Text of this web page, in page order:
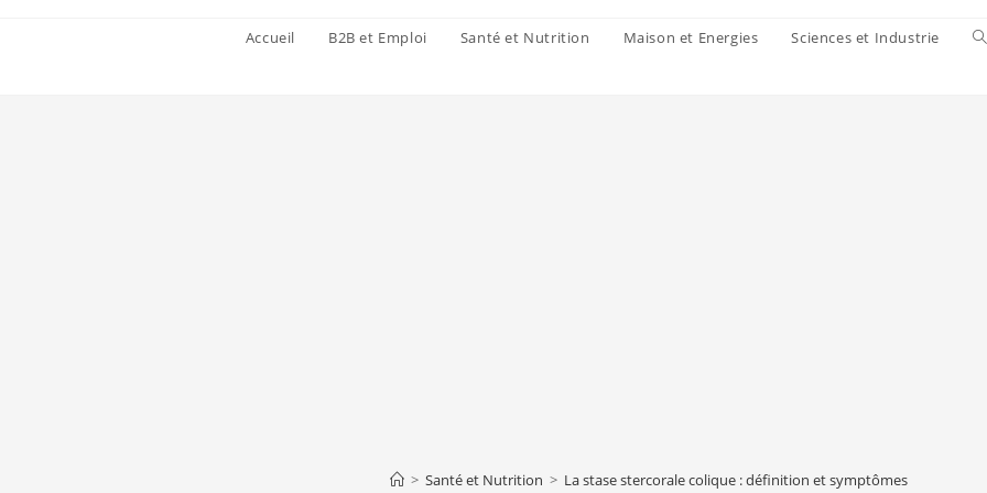
Accueil B2B et Emploi Santé et Nutrition Maison et Energies Sciences et Industrie
> Santé et Nutrition > La stase stercorale colique : définition et symptômes